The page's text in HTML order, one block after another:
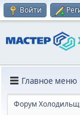
Войти
Главное меню
Форум